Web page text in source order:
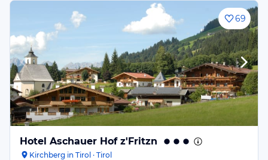
69
Hotel Aschauer Hof z'Fritzn
Kirchberg in Tirol · Tirol